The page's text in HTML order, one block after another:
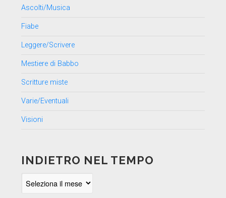
Ascolti/Musica
Fiabe
Leggere/Scrivere
Mestiere di Babbo
Scritture miste
Varie/Eventuali
Visioni
INDIETRO NEL TEMPO